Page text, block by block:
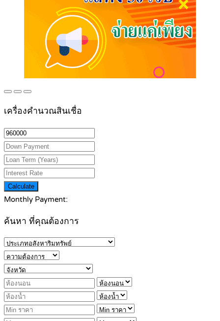
เครื่องคำนวณสินเชื่อ
Calculate
Monthly Payment:
ค้นหา ที่คุณต้องการ